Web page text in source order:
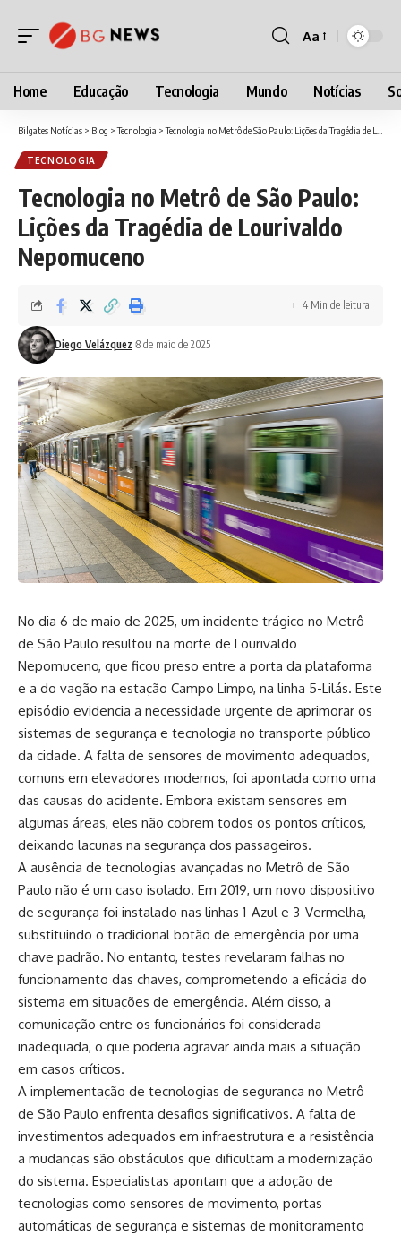
Font
Aa
Home Educação Tecnologia Mundo Notícias
Bilgates Notícias > Blog >Tecnologia >Tecnologia no Metrô de São Paulo: Lições da Tragédia de Lourivaldo Nepomuceno
TECNOLOGIA
Tecnologia no Metrô de São Paulo:
Lições da Tragédia de Lourivaldo
Nepomuceno
Diego Velázquez 8 de maio de 2025
4 Min de leitura
No dia 6 de maio de 2025, um incidente trágico no Metrô
de São Paulo resultou na morte de Lourivaldo
Nepomuceno, que ficou preso entre a porta da plataforma
e a do vagão na estação Campo Limpo, na linha 5-Lilás. Este
episódio evidencia a necessidade urgente de aprimorar os
sistemas de segurança e tecnologia no transporte público
da cidade. A falta de sensores de movimento adequados,
comuns em elevadores modernos, foi apontada como uma
das causas do acidente. Embora existam sensores em
algumas áreas, eles não cobrem todos os pontos críticos,
deixando lacunas na segurança dos passageiros.
A ausência de tecnologias avançadas no Metrô de São
Paulo não é um caso isolado. Em 2019, um novo dispositivo
de segurança foi instalado nas linhas 1-Azul e 3-Vermelha,
substituindo o tradicional botão de emergência por uma
chave padrão. No entanto, testes revelaram falhas no
funcionamento das chaves, comprometendo a eficácia do
sistema em situações de emergência. Além disso, a
comunicação entre os funcionários foi considerada
inadequada, o que poderia agravar ainda mais a situação
em casos críticos.
A implementação de tecnologias de segurança no Metrô
de São Paulo enfrenta desafios significativos. A falta de
investimentos adequados em infraestrutura e a resistência
a mudanças são obstáculos que dificultam a modernização
do sistema. Especialistas apontam que a adoção de
tecnologias como sensores de movimento, portas
automáticas de segurança e sistemas de monitoramento